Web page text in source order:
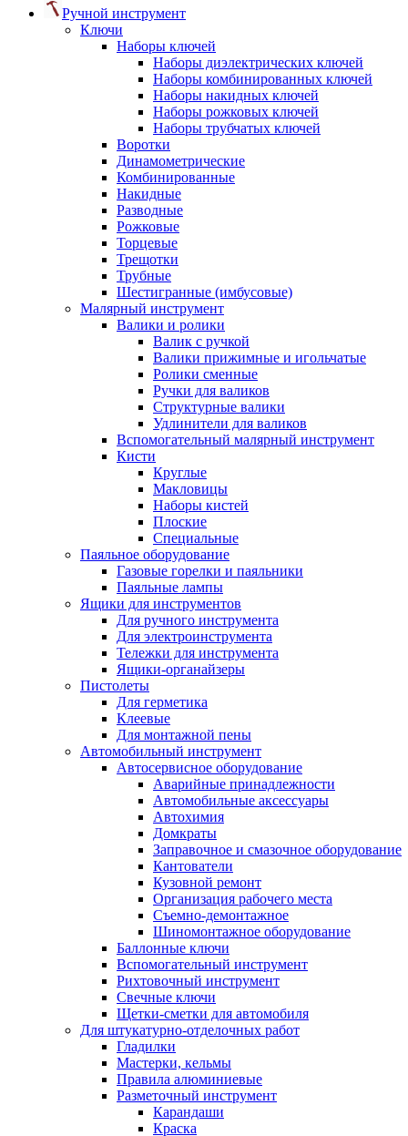
Ручной инструмент
Ключи
Наборы ключей
Наборы диэлектрических ключей
Наборы комбинированных ключей
Наборы накидных ключей
Наборы рожковых ключей
Наборы трубчатых ключей
Воротки
Динамометрические
Комбинированные
Накидные
Разводные
Рожковые
Торцевые
Трещотки
Трубные
Шестигранные (имбусовые)
Малярный инструмент
Валики и ролики
Валик с ручкой
Валики прижимные и игольчатые
Ролики сменные
Ручки для валиков
Структурные валики
Удлинители для валиков
Вспомогательный малярный инструмент
Кисти
Круглые
Макловицы
Наборы кистей
Плоские
Специальные
Паяльное оборудование
Газовые горелки и паяльники
Паяльные лампы
Ящики для инструментов
Для ручного инструмента
Для электроинструмента
Тележки для инструмента
Ящики-органайзеры
Пистолеты
Для герметика
Клеевые
Для монтажной пены
Автомобильный инструмент
Автосервисное оборудование
Аварийные принадлежности
Автомобильные аксессуары
Автохимия
Домкраты
Заправочное и смазочное оборудование
Кантователи
Кузовной ремонт
Организация рабочего места
Съемно-демонтажное
Шиномонтажное оборудование
Баллонные ключи
Вспомогательный инструмент
Рихтовочный инструмент
Свечные ключи
Щетки-сметки для автомобиля
Для штукатурно-отделочных работ
Гладилки
Мастерки, кельмы
Правила алюминиевые
Разметочный инструмент
Карандаши
Краска